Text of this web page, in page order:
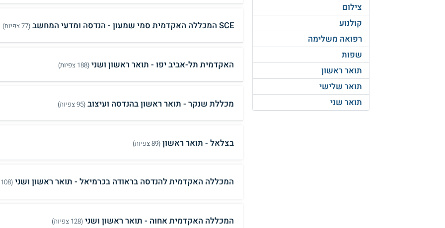
צילום
קולנוע
רפואה משלימה
שפות
תואר ראשון
תואר שלישי
תואר שני
SCE המכללה האקדמית סמי שמעון - הנדסה ומדעי המחשב (77 צפיות)
האקדמית תל-אביב יפו - תואר ראשון ושני(188 צפיות)
מכללת שנקר - תואר ראשון בהנדסה ועיצוב(95 צפיות)
בצלאל - תואר ראשון(89 צפיות)
המכללה האקדמית להנדסה בראודה בכרמיאל - תואר ראשון ושני(108 צפיות)
המכללה האקדמית אחוה - תואר ראשון ושני(128 צפיות)